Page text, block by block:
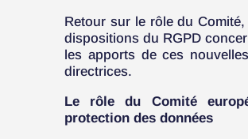
Retour sur le rôle du
dispositions du RGPD
les apports de ces
directrices.
Le rôle du Comité
protection des données